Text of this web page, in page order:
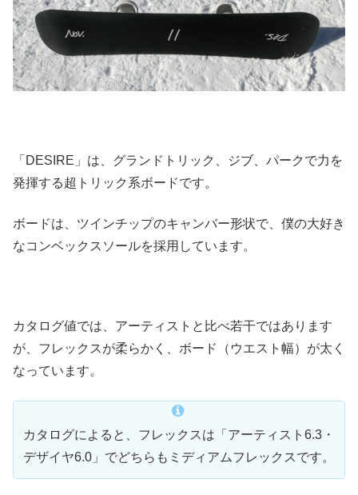
「DESIRE」は、グランドトリック、ジブ、パークで力を
発揮する超トリック系ボードです。
ボードは、ツインチップのキャンバー形状で、僕の大好き
なコンベックスソールを採用しています。
カタログ値では、アーティストと比べ若干ではあります
が、フレックスが柔らかく、ボード（ウエスト幅）が太く
なっています。
カタログによると、フレックスは「アーティスト6.3・
デザイヤ6.0」でどちらもミディアムフレックスです。